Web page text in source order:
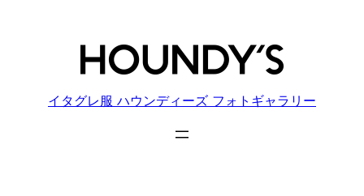
イタグレ服 ハウンディーズ フォトギャラリー